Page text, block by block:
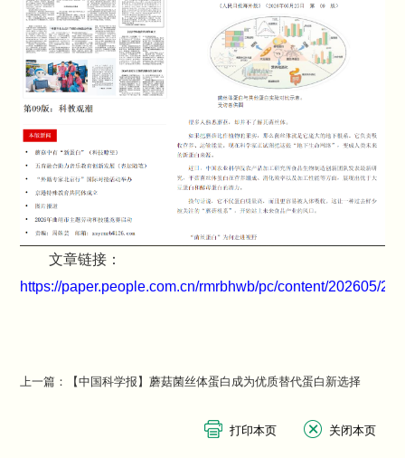
文章链接：
https://paper.people.com.cn/rmrbhwb/pc/content/202605/
上一篇： 【中国科学报】蘑菇菌丝体蛋白成为优质替代蛋白新选择